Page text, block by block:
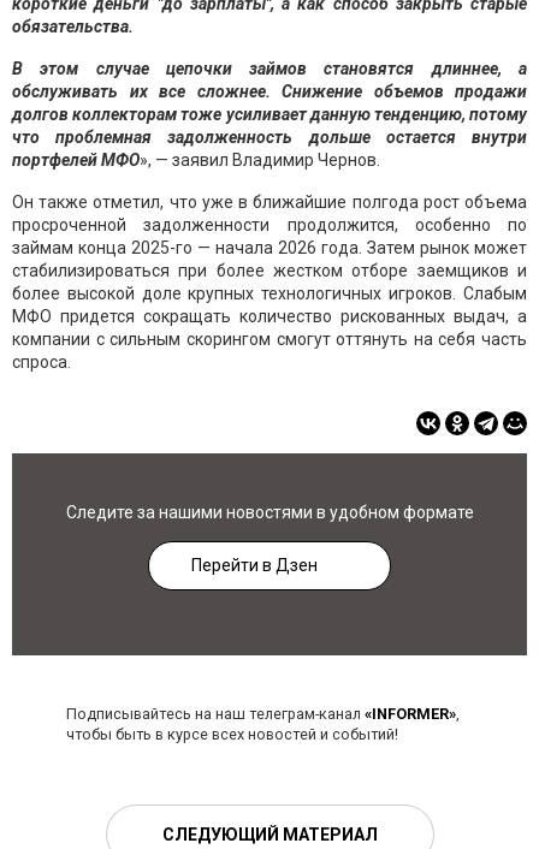
обязательства.
В этом случае цепочки займов становятся длиннее, а
обслуживать их все сложнее. Снижение объемов продажи
долгов коллекторам тоже усиливает данную тенденцию, потому
что проблемная задолженность дольше остается внутри
портфелейМФО», — заявил Владимир Чернов.
Он также отметил, что уже в ближайшие полгода рост объема
просроченной задолженности продолжится, особенно по
займам конца 2025-го — начала 2026 года. Затем рынок может
стабилизироваться при более жестком отборе заемщиков и
более высокой доле крупных технологичных игроков. Слабым
МФО придется сокращать количество рискованных выдач, а
компании с сильным скорингом смогут оттянуть на себя часть
спроса.
Следите за нашими новостями в удобном формате
Перейти в Дзен
Подписывайтесь на наш телеграм-канал «INFORMER»,
чтобы быть в курсе всех новостей и событий!
СЛЕДУЮЩИЙ МАТЕРИАЛ